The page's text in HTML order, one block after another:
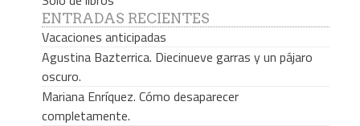
ENTRADAS RECIENTES
Vacaciones anticipadas
Agustina Bazterrica. Diecinueve garras y un pájaro
oscuro.
Mariana Enríquez. Cómo desaparecer
completamente.